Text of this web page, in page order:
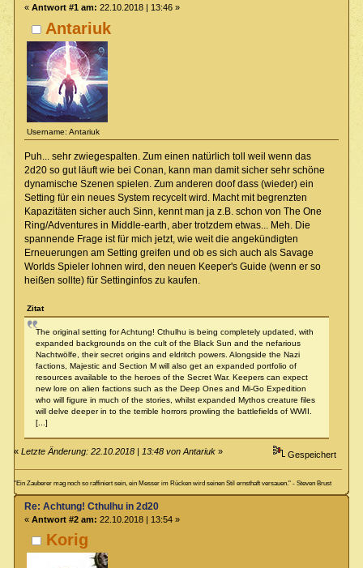
Antariuk
Username: Antariuk
« Antwort #1 am: 22.10.2018 | 13:46 »
Puh... sehr zwiegespalten. Zum einen natürlich toll weil wenn das
2d20 so gut läuft wie bei Conan, kann man damit sicher sehr schöne
dynamische Szenen spielen. Zum anderen doof dass (wieder) ein
Setting für ein neues System recycelt wird. Macht mit begrenzten
Kapazitäten sicher auch Sinn, kennt man ja z.B. schon von The One
Ring/Adventures in Middle-earth, aber trotzdem etwas... Meh. Die
spannende Frage ist für mich jetzt, wie weit die angekündigten
Erneuerungen am Setting greifen und ob es sich auch als Savage
Worlds Spieler lohnen wird, den neuen Keeper's Guide (wenn er so
heißen sollte) für Settinginfos zu kaufen.
Zitat
The original setting for Achtung! Cthulhu is being completely updated, with
expanded backgrounds on the cult of the Black Sun and the nefarious
Nachtwölfe, their secret origins and eldritch powers. Alongside the Nazi
factions, Majestic and Section M will also get an expanded portfolio of
resources available to the heroes of the Secret War. Keepers can expect
new lore on alien factions such as the Deep Ones and Mi-Go Expedition
who will figure in much of the stories, whilst expanded Mythos creature files
will delve deeper in to the terrible horrors prowling the battlefields of WWII.
[...]
«Letzte Änderung: 22.10.2018 | 13:48 von Antariuk » Gespeichert
"Ein Zauberer mag noch so raffiniert sein, ein Messer im Rücken wird seinen Stil ernsthaft versauen." - Steven Brust
Korig
Re: Achtung! Cthulhu in 2d20
« Antwort #2 am: 22.10.2018 | 13:54 »